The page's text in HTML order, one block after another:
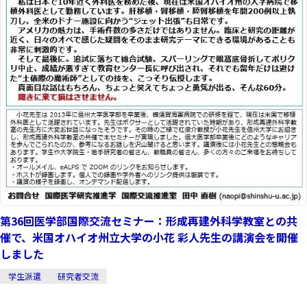
第36回医学部国際交流セミナー：形成再建外科学教室との共
催で、米国オハイオ州立大学の小花 彩人先生の講演会を開催
しました
学生派遣 研究者交流